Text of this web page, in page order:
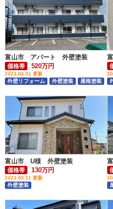
富山市 アパート 外壁塗装
価格帯 520万円
2023.06.01 更新
外壁リフォーム 外壁塗装
屋根塗装
富山市 U様 外壁塗装
価格帯 130万円
2023.05.11 更新
外壁塗装